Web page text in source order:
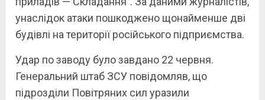
унаслідок атаки пошкоджено щонайменше дві
будівлі на території російського підприємства.
Удар по заводу було завдано 22 червня.
Генеральний штаб ЗСУ повідомляв, що
підрозділи Повітряних сил уразили